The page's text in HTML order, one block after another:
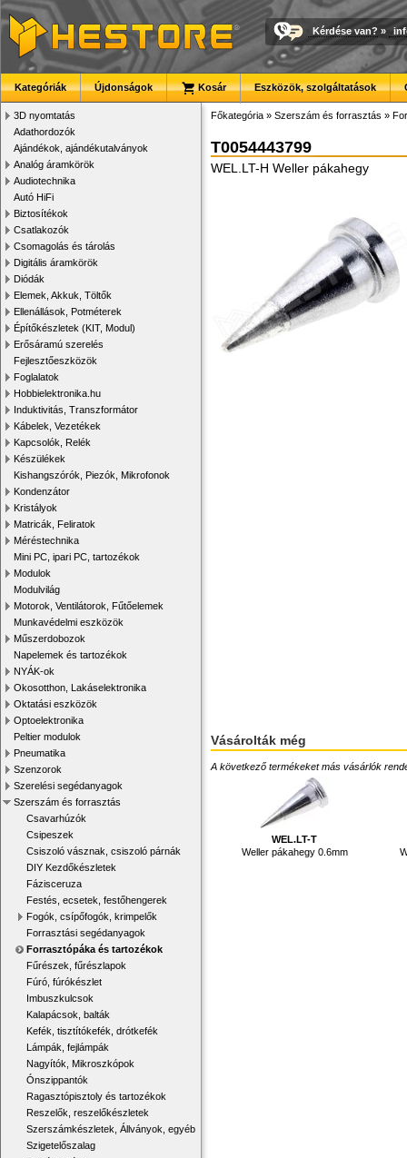
Kérdése van? »
Kategóriák Újdonságok Kosár Eszközök, szolgáltatások
3D nyomtatás
Adathordozók
Ajándékok, ajándékutalványok
Analóg áramkörök
Audiotechnika
Autó HiFi
Biztosítékok
Csatlakozók
Csomagolás és tárolás
Digitális áramkörök
Diódák
Elemek, Akkuk, Töltők
Ellenállások, Potméterek
Építőkészletek (KIT, Modul)
Erősáramú szerelés
Fejlesztőeszközök
Foglalatok
Hobbielektronika.hu
Induktivitás, Transzformátor
Kábelek, Vezetékek
Kapcsolók, Relék
Készülékek
Kishangszórók, Piezók, Mikrofonok
Kondenzátor
Kristályok
Matricák, Feliratok
Méréstechnika
Mini PC, ipari PC, tartozékok
Modulok
Modulvilág
Motorok, Ventilátorok, Fűtőelemek
Munkavédelmi eszközök
Műszerdobozok
Napelemek és tartozékok
NYÁK-ok
Okosotthon, Lakáselektronika
Oktatási eszközök
Optoelektronika
Peltier modulok
Pneumatika
Szenzorok
Szerelési segédanyagok
Szerszám és forrasztás
Csavarhúzók
Csipeszek
Csiszoló vásznak, csiszoló párnák
DIY Kezdőkészletek
Fázisceruza
Festés, ecsetek, festőhengerek
Fogók, csípőfogók, krimpelők
Forrasztási segédanyagok
Forrasztópáka és tartozékok
Fűrészek, fűrészlapok
Fúró, fúrókészlet
Imbuszkulcsok
Kalapácsok, balták
Kefék, tisztítókefék, drótkefék
Lámpák, fejlámpák
Nagyítók, Mikroszkópok
Ónszippantók
Ragasztópisztoly és tartozékok
Reszelők, reszelőkészletek
Szerszámkészletek, Állványok, egyéb
Szigetelőszalag
Főkategória » Szerszám és forrasztás »
T0054443799
WEL.LT-H Weller pákahegy
Vásárolták még
A következő termékeket más vásárlók
WEL.LT-T
Weller pákahegy 0.6mm